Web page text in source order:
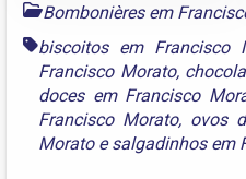
Bombonières em
biscoitos em Francisco
Francisco Morato,
doces em Francisco
Francisco Morato, ovos
Moratoesalgadinhos em